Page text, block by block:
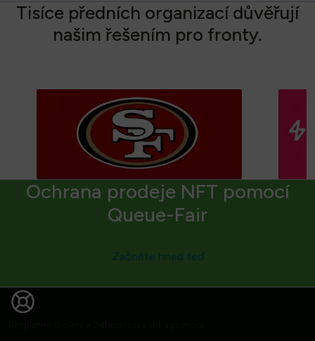
Tisíce předních organizací důvěřují
našim řešením pro fronty.
Ochrana prodeje NFT pomocí
Queue-Fair